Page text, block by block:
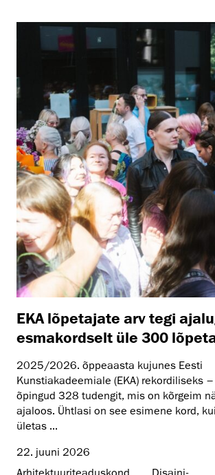
EKA lõpetajate arv tegi
esmakordselt üle 300
2025/2026. õppeaasta kujunes Eesti
Kunstiakadeemiale (EKA) rekordiliseks
õpingud 328 tudengit, mis on kõrgeim
ajaloos. Ühtlasi on see esimene kord,
ületas ...
22. juuni 2026